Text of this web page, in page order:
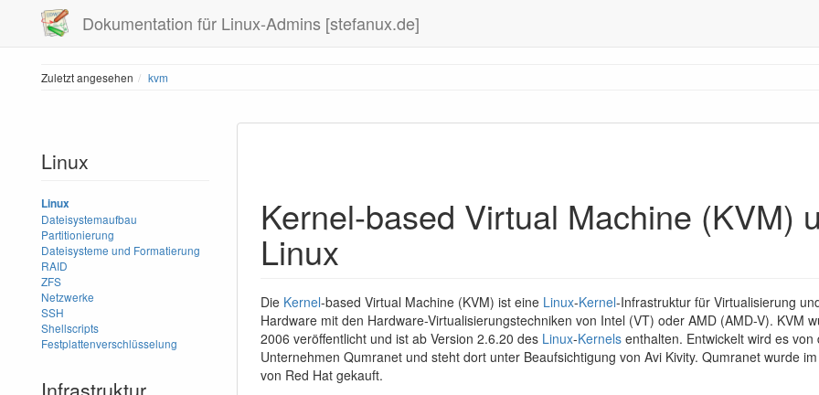
Dokumentation für Linux-Admins [stefanux.de]
Zuletzt angesehen kvm
Linux
Linux
Dateisystemaufbau
Partitionierung
Dateisysteme und Formatierung
RAID
ZFS
Netzwerke
SSH
Shellscripts
Festplattenverschlüsselung
Infrastruktur
Kernel-based Virtual Machine (KVM)
Linux
Die Kernel-based Virtual Machine (KVM) ist eine Linux-Kernel-Infrastruktur für Virtualisierung
Hardware mit den Hardware-Virtualisierungstechniken von Intel (VT) oder AMD (AMD-V). KVM
2006 veröffentlicht und ist ab Version 2.6.20 des Linux-Kernels enthalten. Entwickelt wird es
Unternehmen Qumranet und steht dort unter Beaufsichtigung von Avi Kivity. Qumranet wurde
von Red Hat gekauft.